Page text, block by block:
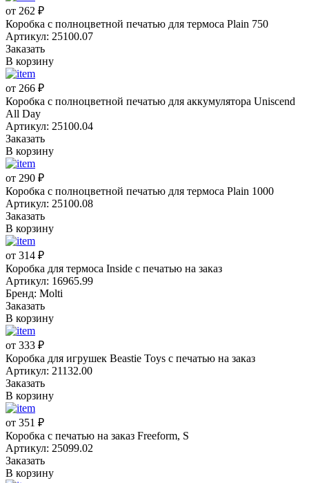
от 262 ₽
Коробка с полноцветной печатью для термоса Plain 750
Артикул: 25100.07
Заказать
В корзину
от 266 ₽
Коробка с полноцветной печатью для аккумулятора Uniscend
All Day
Артикул: 25100.04
Заказать
В корзину
от 290 ₽
Коробка с полноцветной печатью для термоса Plain 1000
Артикул: 25100.08
Заказать
В корзину
от 314 ₽
Коробка для термоса Inside с печатью на заказ
Артикул: 16965.99
Бренд: Molti
Заказать
В корзину
от 333 ₽
Коробка для игрушек Beastie Toys с печатью на заказ
Артикул: 21132.00
Заказать
В корзину
от 351 ₽
Коробка с печатью на заказ Freeform, S
Артикул: 25099.02
Заказать
В корзину